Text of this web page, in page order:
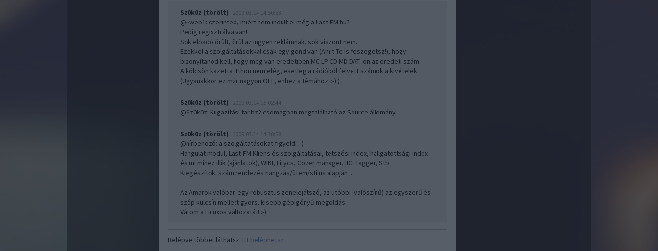
Sz0k0z (törölt) 2009.03.14 14:50:53
@~web1: szerinted, miért nem indult el még a Last-FM.hu?
Pedig regisztrálva van!
Sok előadó örült, örül az ingyen reklámnak, sok viszont nem.
Ezekkel a szolgáltatásokkal csak egy gond van (Amit Te is feszegetsz!), hogy
bizonyítanod kell, hogy meg van eredetiben MC LP CD MD DAT.-on az eredeti szám.
A kölcsön kazetta itthon nem elég, esetleg a rádióból felvett számok a kivételek.
(Ugyanakkor ez már nagyon OFF, ehhez a témához. :-) )
Sz0k0z (törölt) 2009.03.14 15:02:44
@Sz0k0z: Kiigazítás! tar.bz2 csomagban megtalálható az Source állomány.
Sz0k0z (törölt) 2009.03.14 14:30:58
@hírbehozó: a szolgáltatásokat figyeld. :-)
Hangulat modul, Last-FM Kliens és szolgáltatásai, tetszési index, hallgatottsági index
és mi mihez illik (ajánlatok), WIKI, Lirycs, Cover manager, ID3 Tagger, Stb.
Kiegészítők: szám rendezés hangzás/ütem/stílus alapján ...
Az Amarok valóban egy robusztus zenelejátszó, az utóbbi (valószínű) az egyszerű és
szép külcsín mellett gyors, kisebb gépigényű megoldás.
Várom a Linuxos változatát! :-)
Belépve többet láthatsz. Itt beléphetsz